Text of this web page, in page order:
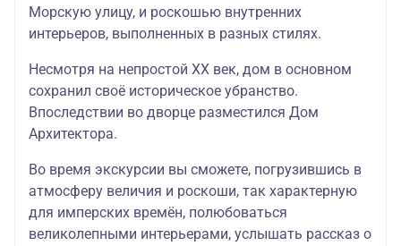
Морскую улицу, и роскошью внутренних
интерьеров, выполненных в разных стилях.
Несмотря на непростой XX век, дом в основном
сохранил своё историческое убранство.
Впоследствии во дворце разместился Дом
Архитектора.
Во время экскурсии вы сможете, погрузившись в
атмосферу величия и роскоши, так характерную
для имперских времён, полюбоваться
великолепными интерьерами, услышать рассказ о